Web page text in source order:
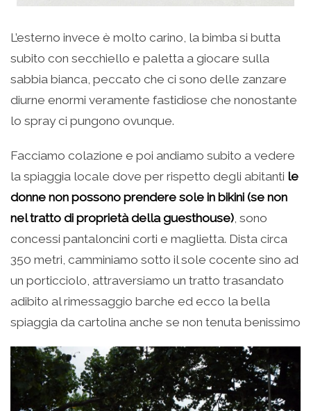
L’esterno invece è molto carino, la bimba si butta
subito con secchiello e paletta a giocare sulla
sabbia bianca, peccato che ci sono delle zanzare
diurne enormi veramente fastidiose che nonostante
lo spray ci pungono ovunque.
Facciamo colazione e poi andiamo subito a vedere
la spiaggia locale dove per rispetto degli abitanti le
donne non possono prendere sole in bikini (se non
nel tratto di proprietà della guesthouse), sono
concessi pantaloncini corti e maglietta. Dista circa
350 metri, camminiamo sotto il sole cocente sino ad
un porticciolo, attraversiamo un tratto trasandato
adibito al rimessaggio barche ed ecco la bella
spiaggia da cartolina anche se non tenuta benissimo